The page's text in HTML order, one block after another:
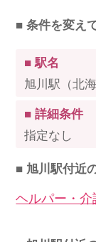
■ 条件を変え
■ 駅名
旭川駅（北海
■ 詳細条件
指定なし
■ 旭川駅付近
ヘルパー・介